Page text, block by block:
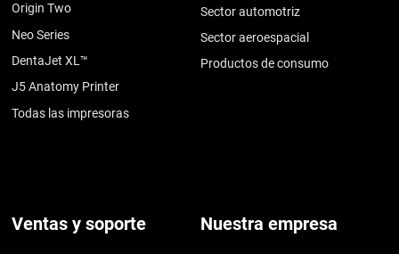
Origin Two
Neo Series
DentaJet XL™
J5 Anatomy Printer
Todas las impresoras
Sector automotriz
Sector aeroespacial
Productos de consumo
Ventas y soporte Nuestra empresa